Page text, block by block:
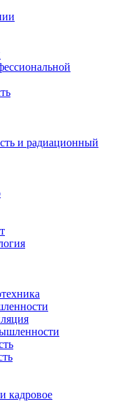
и радиационный
кадровое